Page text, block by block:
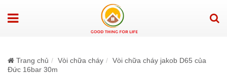
Trang chủ Vòi chữa cháy
Vòi chữa cháy jakob D65 của
Đức 16bar 30m